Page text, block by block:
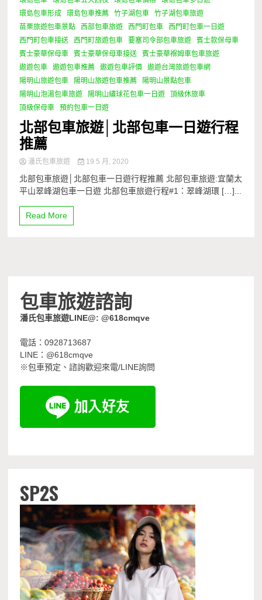
環島包車形成
環島包車推薦 竹子湖包車
竹子湖包車旅遊
苗栗旅遊包車景點
西部包車旅遊 西門町包車
西門町包車一日遊
西門町包車接送
西門町旅遊包車 要塞司令部包車旅遊
賓士款保母車
賓士豪華保母車
賓士豪華保母車接送
賓士豪華褓姆車包車旅遊
遨遊包車
遨遊包車推薦 遨遊包車評價
遨遊台灣旅遊包車網
陽明山旅遊包車
陽明山旅遊包車推薦
陽明山景點包車
陽明山泡湯包車旅遊
陽明山繡球花包車一日遊
頂級休旅車
頂級保母車
預約包車一日遊
北部包車旅遊│北部包車一日遊行程
推薦
潘氏包車旅遊 19 5 月, 2020
北部包車旅遊│北部包車一日遊行程推薦 北部包車旅遊:宜蘭太
平山翠峰湖包車一日遊 北部包車旅遊行程#1：翠峰湖環 […]...
Read More
包車旅遊諮詢
潘氏包車旅遊LINE@: @618cmqve
電話：0928713687
LINE：@618cmqve
※包車預定、諮詢歡迎來電/LINE詢問
SP2S